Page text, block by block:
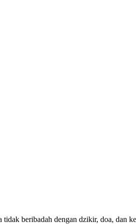
beribadah dengan dzikir, doa, dan